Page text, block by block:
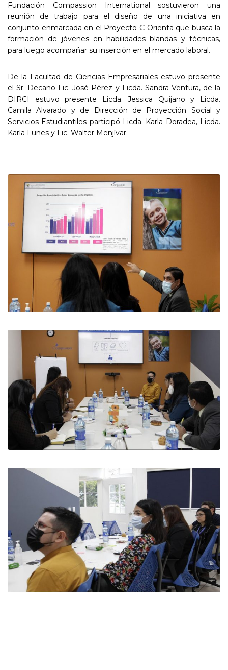
Fundación Compassion International sostuvieron una
reunión de trabajo para el diseño de una iniciativa en
conjunto enmarcada en el Proyecto C-Orienta que busca la
formación de jóvenes en habilidades blandas y técnicas,
para luego acompañar su inserción en el mercado laboral.
De la Facultad de Ciencias Empresariales estuvo presente
el Sr. Decano Lic. José Pérez y Licda. Sandra Ventura, de la
DIRCI estuvo presente Licda. Jessica Quijano y Licda.
Camila Alvarado y de Dirección de Proyección Social y
Servicios Estudiantiles participó Licda. Karla Doradea, Licda.
Karla Funes y Lic. Walter Menjívar.